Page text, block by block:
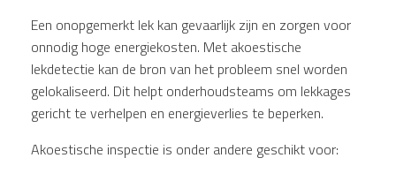
Een onopgemerkt lek kan gevaarlijk zijn en zorgen voor
onnodig hoge energiekosten. Met akoestische
lekdetectie kan de bron van het probleem snel worden
gelokaliseerd. Dit helpt onderhoudsteams om lekkages
gericht te verhelpen en energieverlies te beperken.
Akoestische inspectie is onder andere geschikt voor: